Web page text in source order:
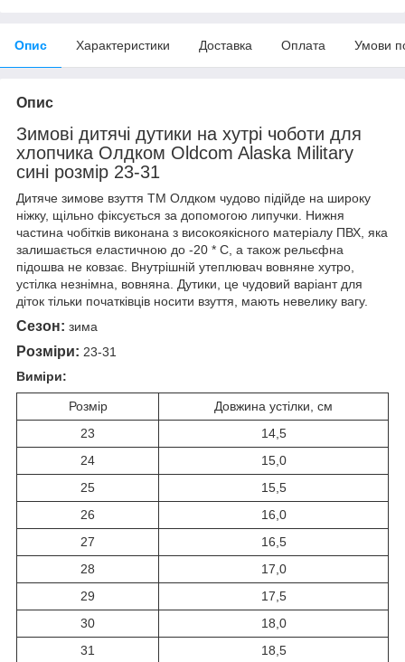
Опис Характеристики Доставка Оплата Умови
Опис
Зимові дитячі дутики на хутрі чоботи для
хлопчика Олдком Oldcom Alaska Military
сині розмір 23-31
Дитяче зимове взуття ТМ Олдком чудово підійде на широку
ніжку, щільно фіксується за допомогою липучки. Нижня
частина чобітків виконана з високоякісного матеріалу ПВХ, яка
залишається еластичною до -20 * С, а також рельєфна
підошва не ковзає. Внутрішній утеплювач вовняне хутро,
устілка незнімна, вовняна. Дутики, це чудовий варіант для
діток тільки початківців носити взуття, мають невелику вагу.
Сезон: зима
Розміри: 23-31
Виміри:
Розмір
Довжина устілки, см
23
14,5
24
15,0
25
15,5
26
16,0
27
16,5
28
17,0
29
17,5
30
18,0
31
18,5